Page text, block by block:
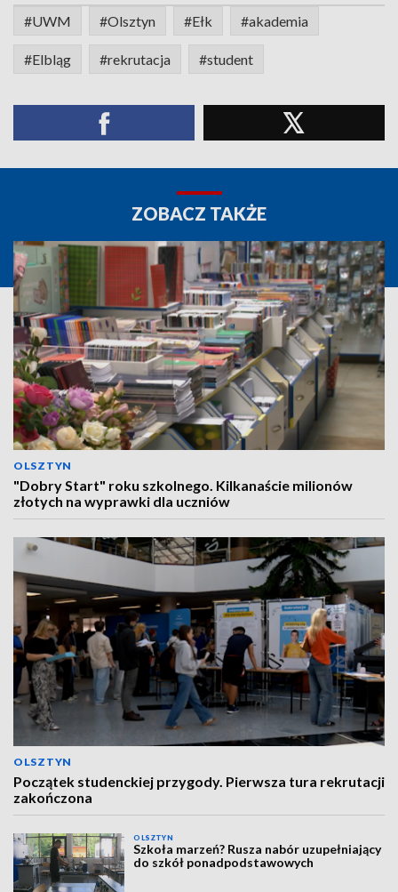
#UWM #Olsztyn #Ełk #akademia
#Elbląg #rekrutacja #student
ZOBACZ TAKŻE
OLSZTYN
"Dobry Start" roku szkolnego. Kilkanaście milionów
złotych na wyprawki dla uczniów
OLSZTYN
Początek studenckiej przygody. Pierwsza tura rekrutacji
zakończona
OLSZTYN
Szkoła marzeń? Rusza nabór uzupełniający
do szkół ponadpodstawowych